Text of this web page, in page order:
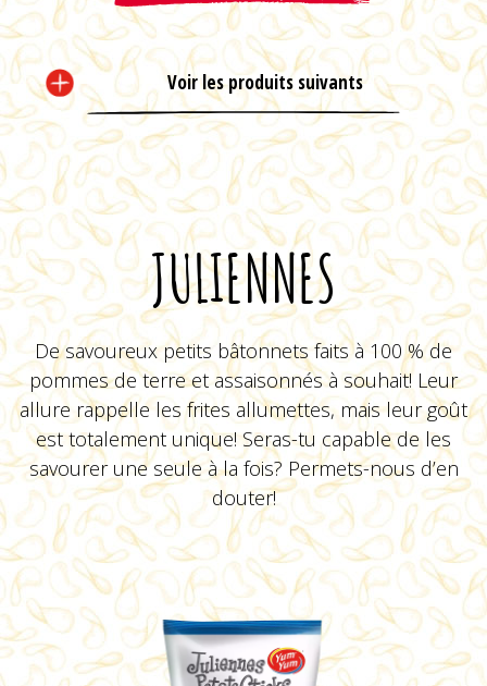
Assaisonnées
VOIR LE PRODUIT
Viva Triangles
VOIR LE PRODUIT
Voir les produits suivants
JULIENNES
De savoureux petits bâtonnets faits à 100 % de
pommes de terre et assaisonnés à souhait! Leur
allure rappelle les frites allumettes, mais leur goût
est totalement unique! Seras-tu capable de les
savourer une seule à la fois? Permets-nous d’en
douter!